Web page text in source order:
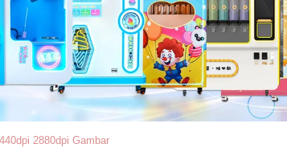
2880dpi Gambar